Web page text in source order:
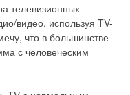
телевизионных
видео, используя TV-
что в большинстве
с человеческим